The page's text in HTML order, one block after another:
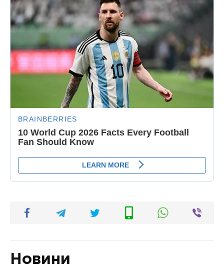
Новини